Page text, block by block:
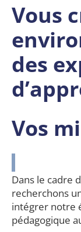
Vous
des
Vos
Dans le cadre
recherchons
intégrer notre
pédagogique